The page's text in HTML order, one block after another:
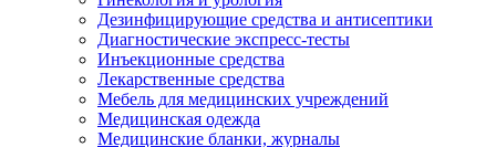
Дезинфицирующие средства и антисептики
Диагностические экспресс-тесты
Инъекционные средства
Лекарственные средства
Мебель для медицинских учреждений
Медицинская одежда
Медицинские бланки, журналы